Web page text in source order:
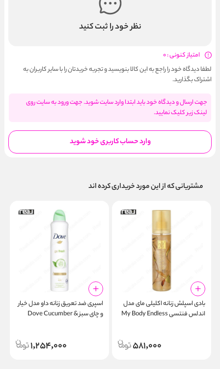
نظر خود را ثبت کنید
امتیاز کنونی : 0
لطفا دیدگاه خود را راجع به این کالا بنویسید و تجربه خریدتان را با سایر کاربران به
اشتراک بگذارید.
جهت ارسال و دیدگاه خود باید ابتدا وارد سایت شوید. جهت ورود به سایت روی
لینک زیر کلیک نمایید.
وارد حساب کاربری خود شوید
مشتریانی که از این مورد خریداری کرده اند
بادی اسپلش زنانه اکلیلی مای مدل
اندلس فنتسی My Body Endless
581,000
اسپری ضد تعریق زنانه داو مدل خیار
و چای سبز Dove Cucumber &
1,254,000